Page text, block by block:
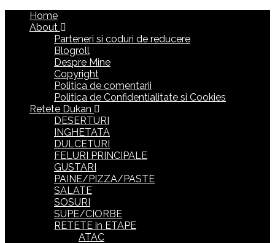
Home
About
Parteneri si coduri de reducere
Blogroll
Despre Mine
Copyright
Politica de comentarii
Politica de Confidentialitate si Cookies
Retete Dukan
DESERTURI
INGHETATA
DULCETURI
FELURI PRINCIPALE
GUSTARI
PAINE/PIZZA/PASTE
SALATE
SOSURI
SUPE/CIORBE
RETETE in ETAPE
ATAC